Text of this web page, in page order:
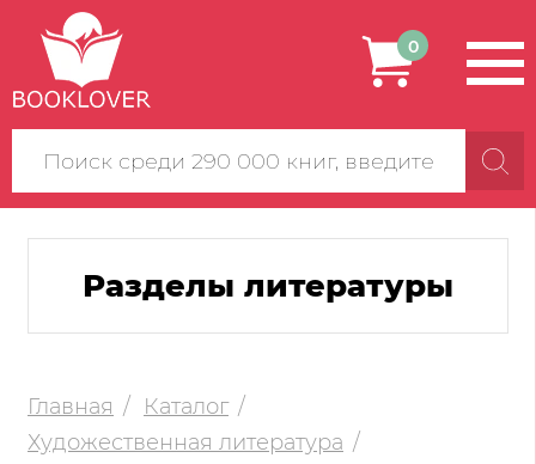
Поиск
по
сайту
0
Разделы литературы
Главная
Каталог
Художественная литература